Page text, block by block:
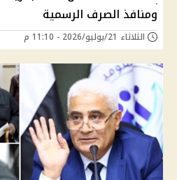
ومنافذ الصرف الرسمية
الثلاثاء 21/يوليو/2026 - 11:10 م